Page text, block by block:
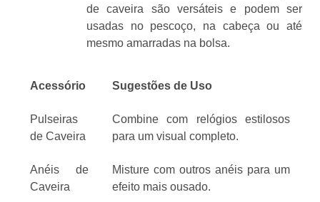
de caveira são versáteis e podem ser
usadas no pescoço, na cabeça ou até
mesmo amarradas na bolsa.
Acessório Sugestões de Uso
Pulseiras
de Caveira
Combine com relógios estilosos
para um visual completo.
Anéis de
Caveira
Misture com outros anéis para um
efeito mais ousado.